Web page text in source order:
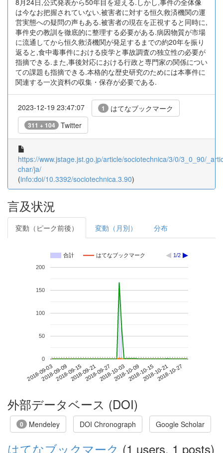
8月24日,公式発表から50年目を迎える.しかし,事件の全体像
は今なお把握されていない.被害者に対する恒久救済機関の運
営実態への疑問の声もある.被害者の現在を正視すると同時に,
事件史の教訓を徹底的に整理する必要がある.病因物質が市場
に流通してから恒久救済機関が発足するまでの約20年を振り
返ると,食中毒事件における疫学と事故調査の独立性の必要が
指摘できる.また,事後対応における行政と専門家の関係につい
ての課題も指摘できる.本格的な歴史研究のためには本事件に
関連する一次資料の収集・保存が必要である.
2023-12-19 23:47:07 1 はてなブックマーク
311 + 104 Twitter
https://www.jstage.jst.go.jp/article/sociotechnica/3/0/3_0_90/
char/ja/
(info:doi/10.3392/sociotechnica.3.90)
言及状況
変動（ピーク前後） 変動（月別） 分布
合計 はてなブックマーク 1/2
2018-09-032018-09-092018-09-152018-09-212018-09-272018-10-032018-10-092018-10-152018-10-212018-10-27
0
50
100
150
200
外部データベース (DOI)
0 Mendeley DOI Chronograph Google Scholar
はてなブックマーク (1 users, 1 posts)